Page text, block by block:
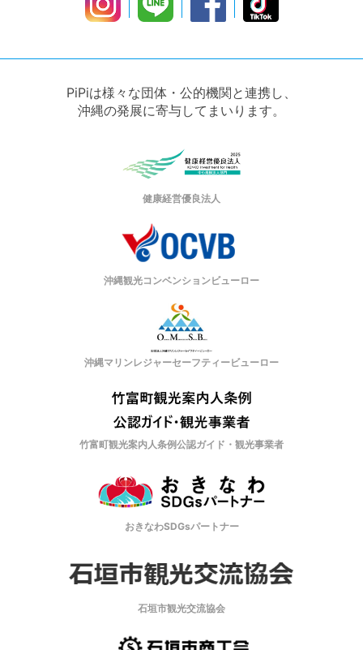
PiPiは様々な団体・公的機関と連携し、
沖縄の発展に寄与してまいります。
健康経営優良法人
沖縄観光コンベンションビューロー
沖縄マリンレジャーセーフティービューロー
竹富町観光案内人条例公認ガイド・観光事業者
おきなわSDGsパートナー
石垣市観光交流協会